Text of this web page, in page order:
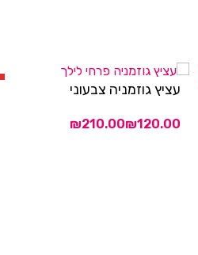
עציץ גוזמניה צבעוני
₪
₪